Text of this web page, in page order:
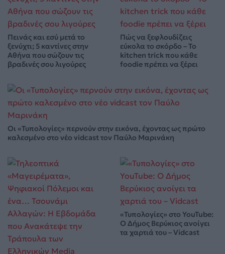
Πεινάς και εσύ μετά το
ξενύχτι; 5 καντίνες στην
Αθήνα που σώζουν τις
βραδινές σου λιγούρες
Πώς να ξεφλουδίζεις
εύκολα το σκόρδο – Το
kitchen trick που κάθε
foodie πρέπει να ξέρει
Οι «Τυπολογίες» περνούν στην εικόνα, έχοντας ως πρώτο
καλεσμένο στο νέο vidcast τον Παύλο Μαρινάκη
«Τυπολογίες» στο YouTube:
Ο Δήμος Βερύκιος ανοίγει
τα χαρτιά του – Vidcast